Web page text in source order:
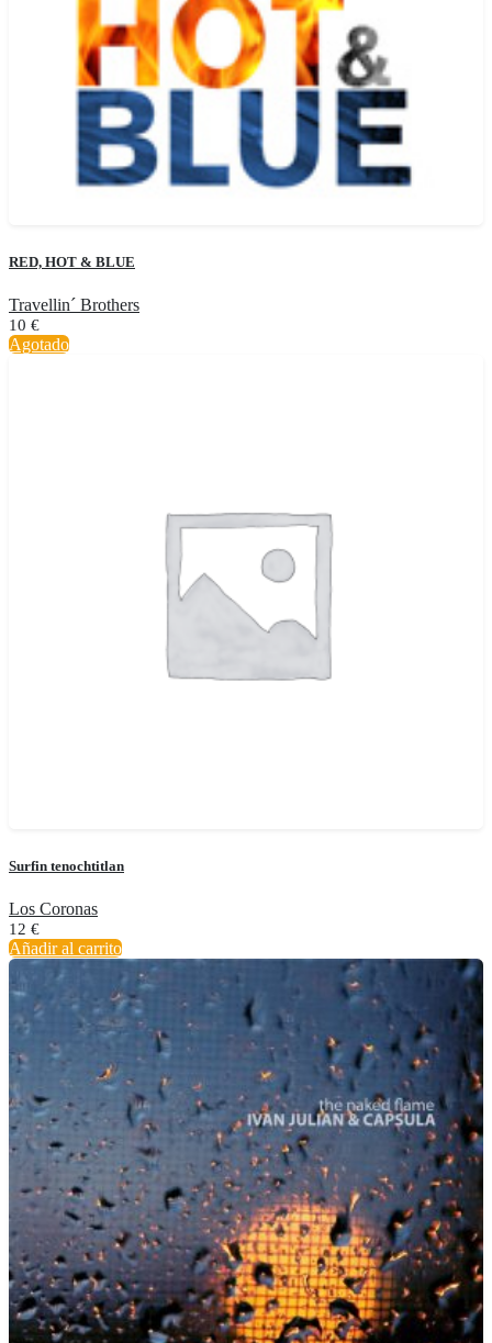
RED, HOT & BLUE
Travellin´ Brothers
10 €
Agotado
Surfin tenochtitlan
Los Coronas
12 €
Añadir al carrito